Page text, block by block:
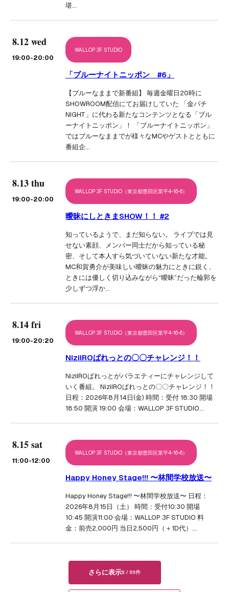
堪…
8.12 wed
19:00-20:00
WALLOP 3F STUDIO
「ブルーナイトニッポン #6」
【ブルーなままで新番組】 毎週金曜日20時に
SHOWROOM配信にてお届けしていた 「金パチ
NIGHT」に代わる新たなコンテンツとなる「ブル
ーナイトニッポン」！ 「ブルーナイトニッポン」
ではブルーなままでが様々なMCやゲストとともに
番組企…
8.13 thu
19:00-20:00
WALLOP 3F STUDIO（東京都墨田区業平4-16-6）
曖昧にしときまSHOW！！ #2
知っているようで、まだ知らない。 ライブでは見
せない素顔、メンバー同士だから知っている秘
密、そして本人すら気づいていない新たな才能。
MC和賀勇介が美味しい曖昧の魅力にときに鋭く、
ときには優しく切り込みながら“曖昧”だった輪郭を
少しずつ浮か…
8.14 fri
19:00-20:20
WALLOP 3F STUDIO（東京都墨田区業平4-16-6）
NiziIROぱれっとの〇〇チャレンジ！！
NiziIROぱれっとがバラエティーにチャレンジして
いく番組。 NiziIROぱれっとの〇〇チャレンジ！！
日程：2026年8月14日(金) 時間：受付 18:30 開場
18:50 開演 19:00 会場：WALLOP 3F STUDIO…
8.15 sat
11:00-12:00
WALLOP 3F STUDIO（東京都墨田区業平4-16-6）
Happy Honey Stage!!! 〜林間学校放送〜
Happy Honey Stage!!! 〜林間学校放送〜 日程：
2026年8月15日（土） 時間：受付10:30 開場
10:45 開演11:00 会場：WALLOP 3F STUDIO 料
金：前売2,000円 当日2,500円（＋1D代）…
さらに表示8 / 99件